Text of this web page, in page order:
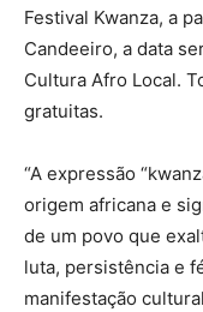
Festival Kwanza, a
Candeeiro, a data
Cultura Afro Local.
gratuitas.
“A expressão
origem africana e
de um povo que
luta, persistência e
manifestação